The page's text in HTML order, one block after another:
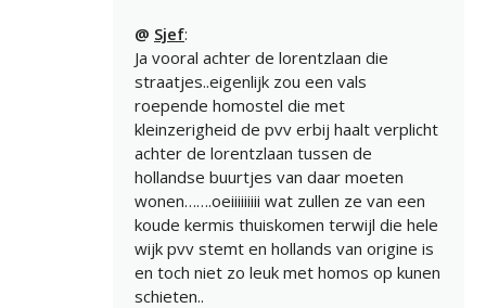
@ Sjef:
Ja vooral achter de lorentzlaan die
straatjes..eigenlijk zou een vals
roepende homostel die met
kleinzerigheid de pvv erbij haalt verplicht
achter de lorentzlaan tussen de
hollandse buurtjes van daar moeten
wonen…….oeiiiiiiiii wat zullen ze van een
koude kermis thuiskomen terwijl die hele
wijk pvv stemt en hollands van origine is
en toch niet zo leuk met homos op kunen
schieten..